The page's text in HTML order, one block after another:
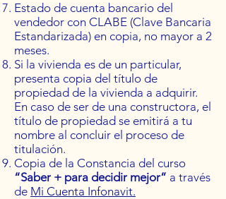
Estado de cuenta bancario del
vendedor con CLABE (Clave Bancaria
Estandarizada) en copia, no mayor a 2
meses.
Si la vivienda es de un particular,
presenta copia del título de
propiedad de la vivienda a adquirir.
En caso de ser de una constructora, el
título de propiedad se emitirá a tu
nombre al concluir el proceso de
titulación.
Copia de la Constancia del curso
“Saber + para decidir mejor” a través
de Mi Cuenta Infonavit.